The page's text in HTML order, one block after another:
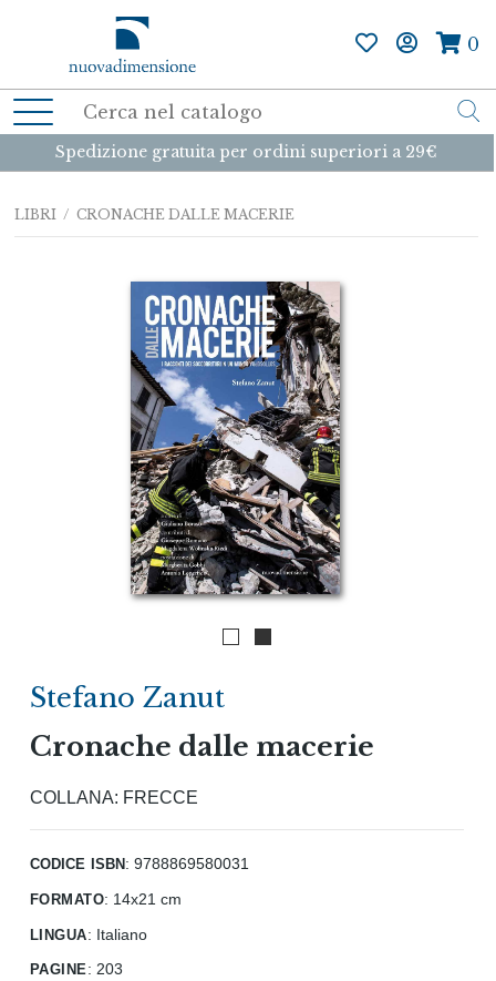
0
Spedizione gratuita per ordini superiori a 29€
LIBRI / CRONACHE DALLE MACERIE
Stefano Zanut
Cronache dalle macerie
COLLANA: FRECCE
codice isbn: 9788869580031
formato: 14x21 cm
lingua: Italiano
pagine: 203